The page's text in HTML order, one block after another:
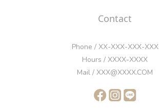
Contact
Phone / XX-XXX-XXX-XXX
Hours / XXXX-XXXX
Mail / XXX@XXXX.COM